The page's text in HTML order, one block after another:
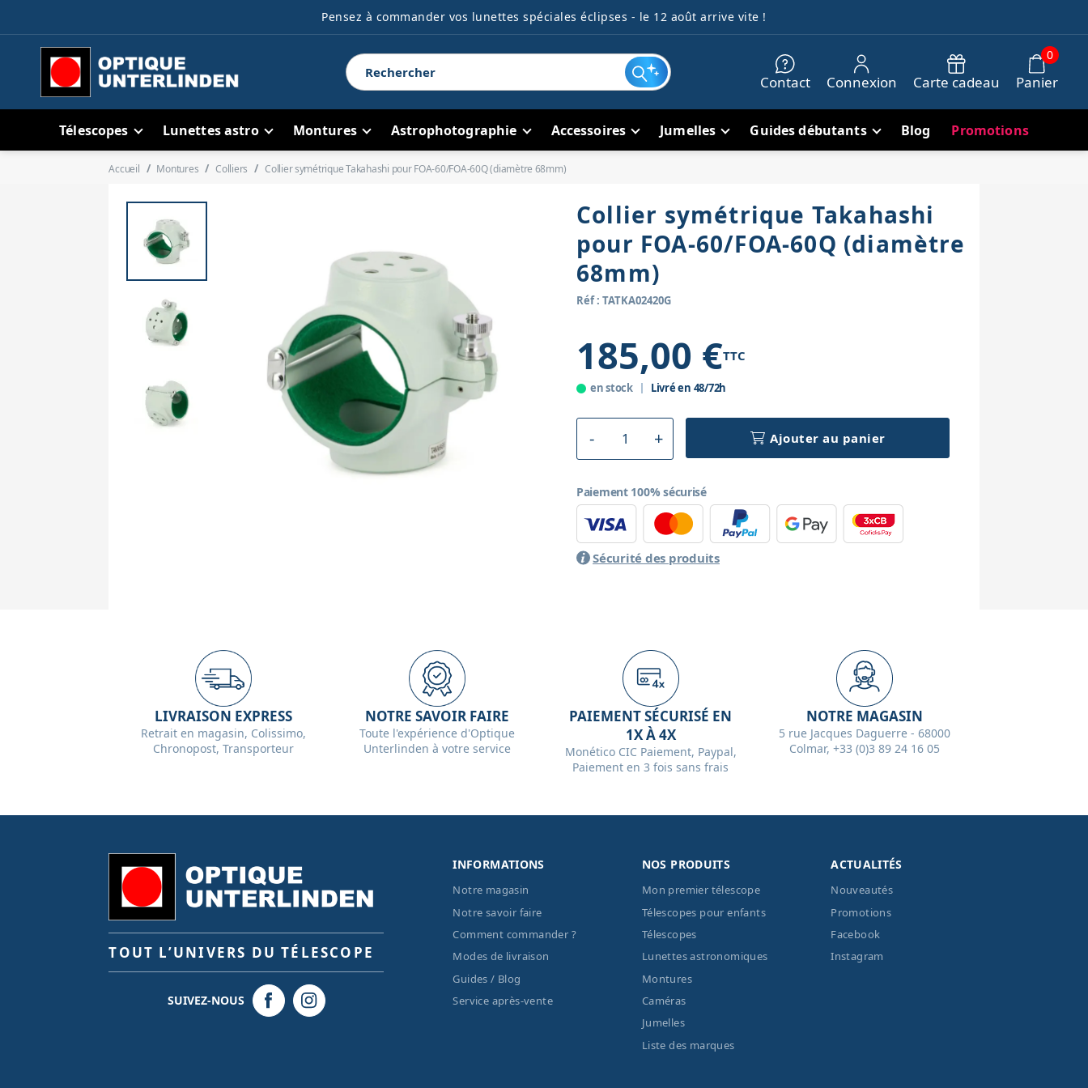
Pensez à commander vos lunettes spéciales éclipses - le 12 août arrive vite !
Contact Connexion Carte cadeau Panier
0
Télescopes Lunettes astro Montures Astrophotographie Accessoires Jumelles Guides débutants Blog Promotions
Accueil Montures Colliers Collier symétrique Takahashi pour FOA-60/FOA-60Q (diamètre 68mm)
Collier symétrique Takahashi
pour FOA-60/FOA-60Q (diamètre
68mm)
Réf : TATKA02420G
185,00 €TTC
en stock Livré en 48/72h
Ajouter au panier
Paiement 100% sécurisé
Sécurité des produits
LIVRAISON EXPRESS
Retrait en magasin, Colissimo,
Chronopost, Transporteur
NOTRE SAVOIR FAIRE
Toute l'expérience d'Optique
Unterlinden à votre service
PAIEMENT SÉCURISÉ EN
1X À 4X
Monético CIC Paiement, Paypal,
Paiement en 3 fois sans frais
NOTRE MAGASIN
5 rue Jacques Daguerre - 68000
Colmar, +33 (0)3 89 24 16 05
TOUT L’UNIVERS DU TÉLESCOPE
SUIVEZ-NOUS
INFORMATIONS
Notre magasin
Notre savoir faire
Comment commander ?
Modes de livraison
Guides / Blog
Service après-vente
NOS PRODUITS
Mon premier télescope
Télescopes pour enfants
Télescopes
Lunettes astronomiques
Montures
Caméras
Jumelles
Liste des marques
ACTUALITÉS
Nouveautés
Promotions
Facebook
Instagram